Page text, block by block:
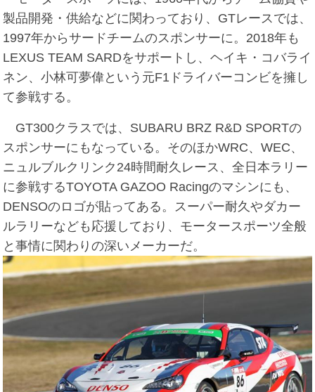
製品開発・供給などに関わっており、GTレースでは、
1997年からサードチームのスポンサーに。2018年も
LEXUS TEAM SARDをサポートし、ヘイキ・コバライ
ネン、小林可夢偉という元F1ドライバーコンビを擁し
て参戦する。
GT300クラスでは、SUBARU BRZ R&D SPORTの
スポンサーにもなっている。そのほかWRC、WEC、
ニュルブルクリンク24時間耐久レース、全日本ラリー
に参戦するTOYOTA GAZOO Racingのマシンにも、
DENSOのロゴが貼ってある。スーパー耐久やダカー
ルラリーなども応援しており、モータースポーツ全般
と事情に関わりの深いメーカーだ。